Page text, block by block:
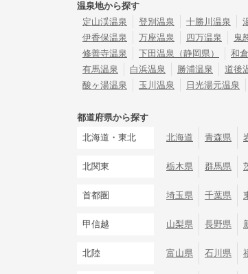
温泉地から探す
定山渓温泉
登別温泉 十勝川温泉
伊香保温泉
万座温泉 四万温泉 鬼
修善寺温泉
下田温泉（静岡県） 和
有馬温泉
白浜温泉 勝浦温泉 道後
酸ヶ湯温泉
玉川温泉 日光湯元温泉
都道府県から探す
北海道・東北
北海道 青森県
北関東 栃木県 群馬県
首都圏 埼玉県 千葉県
甲信越 山梨県 長野県
北陸 富山県 石川県